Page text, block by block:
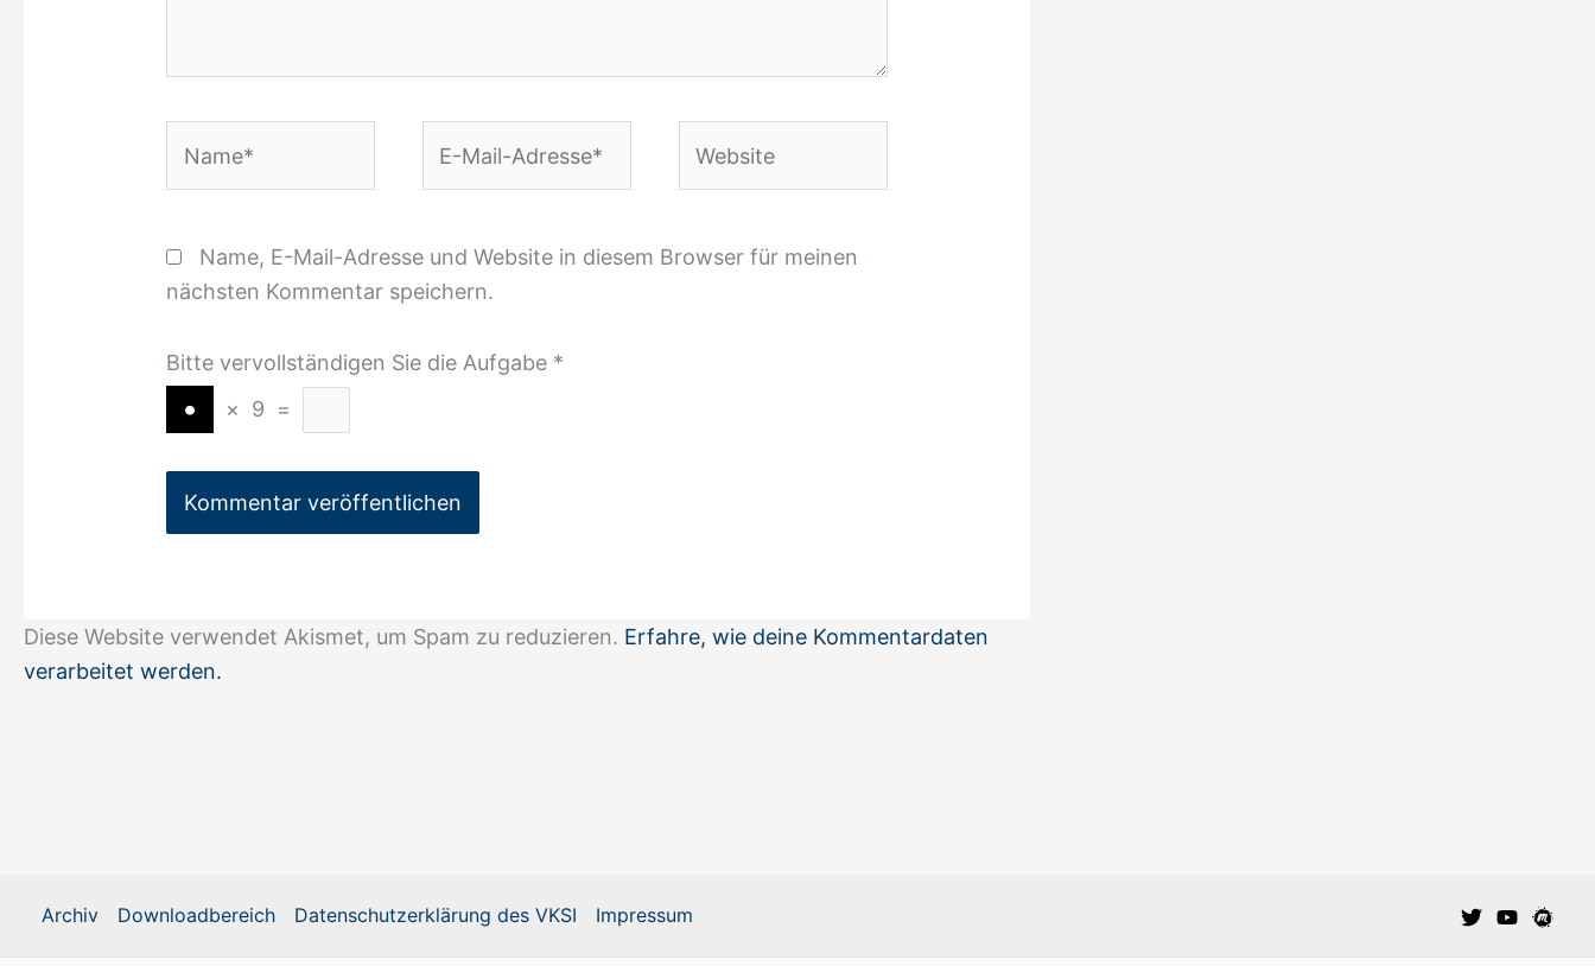
Mail-
Name, E-Mail-Adresse und Website in diesem Browser für meinen
nächsten Kommentar speichern.
Bitte vervollständigen Sie die Aufgabe *
×
9 =
Diese Website verwendet Akismet, um Spam zu reduzieren. Erfahre, wie deine Kommentardaten
verarbeitet werden.
Archiv Downloadbereich Datenschutzerklärung des VKSI Impressum